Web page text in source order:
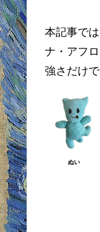
本記事で
ナ・アフ
強さだけ
ぬい